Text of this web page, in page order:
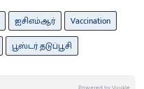
ஐசிஎம்ஆர்
Vaccination
பூஸ்டர் தடுப்பூசி